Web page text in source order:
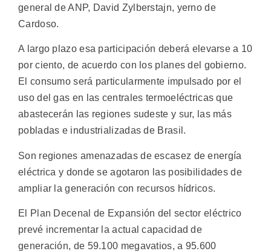
general de ANP, David Zylberstajn, yerno de
Cardoso.
A largo plazo esa participación deberá elevarse a 10
por ciento, de acuerdo con los planes del gobierno.
El consumo será particularmente impulsado por el
uso del gas en las centrales termoeléctricas que
abastecerán las regiones sudeste y sur, las más
pobladas e industrializadas de Brasil.
Son regiones amenazadas de escasez de energía
eléctrica y donde se agotaron las posibilidades de
ampliar la generación con recursos hídricos.
El Plan Decenal de Expansión del sector eléctrico
prevé incrementar la actual capacidad de
generación, de 59.100 megavatios, a 95.600